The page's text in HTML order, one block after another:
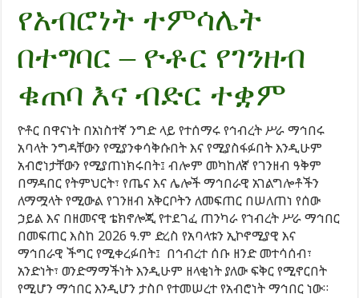
የአብሮነት ተምሳሌት
በተግባር – ዮቶር የገንዘብ
ቁጠባ እና ብድር ተቋም
ዮቶር በዋናነት በአነስተኛ ንግድ ላይ የተሰማሩ የኅብረት ሥራ ማኅበሩ
አባላት ንግዳቸውን የሚያንቀሳቅሱበት እና የሚያስፋፉበት እንዲሁም
አብሮነታቸውን የሚያጠነክሩበት፤ ብሎም መካከለኛ የገንዘብ ዓቅም
በማዳበር የትምህርት፣ የጤና እና ሌሎች ማኅበራዊ አገልግሎቶችን
ለማሟላት የሚውል የገንዘብ አቅርቦትን ለመፍጠር በሠለጠነ የሰው
ኃይል እና በዘመናዊ ቴክኖሎጂ የተደገፈ ጠንካራ የኀብረት ሥራ ማኅበር
በመፍጠር እስከ 2026 ዓ.ም ድረስ የአባላቱን ኢኮኖሚያዊ እና
ማኅበራዊ ችግር የሚቀረፉበት፤ በኅብረተ ሰቡ ዘንድ መተሳሰብ፣
አንድነት፣ ወንድማማችነት እንዲሁም ዘላቂነት ያለው ፍቅር የሚኖርበት
የሚሆን ማኅበር እንዲሆን ታስቦ የተመሠረተ የአብሮነት ማኅበር ነው።